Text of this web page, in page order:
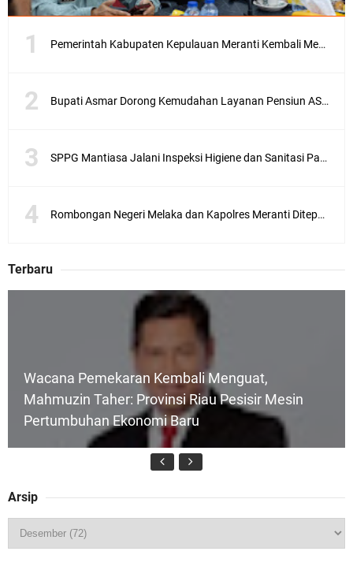
Pemerintah Kabupaten Kepulauan Meranti Kembali Merombak 3 Pejabat Eselon III. A Serta III. B
Bupati Asmar Dorong Kemudahan Layanan Pensiun ASN melalui Sinergi dengan BRK Syariah
SPPG Mantiasa Jalani Inspeksi Higiene dan Sanitasi Pangan
Rombongan Negeri Melaka dan Kapolres Meranti Ditepungtawari, Sinergi Adat hingga Green Policing Menguat
Terbaru
Wacana Pemekaran Kembali Menguat,
Mahmuzin Taher: Provinsi Riau Pesisir Mesin
Pertumbuhan Ekonomi Baru
HUT IBI Ke-75, Bupati Asmar: Bidan Garda
Arsip